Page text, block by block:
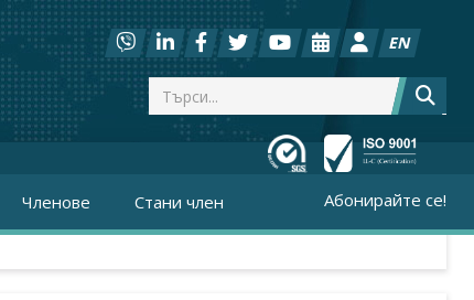
EN
Членове Стани член Абонирайте се!